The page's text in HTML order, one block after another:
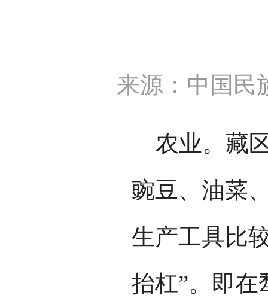
来源：中国民
农业。藏
豌豆、油菜
生产工具比
抬杠”。即